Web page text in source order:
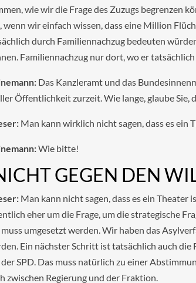
wie wir die Frage des Zuzugs begrenzen
wenn wir einfach wissen, dass eine Million
durch Familiennachzug bedeuten
Familiennachzug nur dort, wo er
Das Kanzleramt und das
Öffentlichkeit zurzeit. Wie lange, glaube Sie,
Man kann wirklich nicht sagen, dass es ein
Wie bitte!
GEGEN DEN
Man kann nicht sagen, dass es ein Theater
eher um die Frage, um die strategische
umgesetzt werden. Wir haben das
Ein nächster Schritt ist tatsächlich auch die
SPD. Das muss natürlich zu einer
zwischen Regierung und der Fraktion.